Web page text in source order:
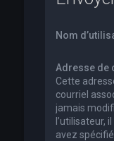
Nom
Adresse de
Cette
courriel
jamais
l’utilisateur,
avez